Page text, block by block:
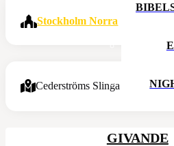
GIVANDE
Stockholm Norra
Cederströms Slinga 8, 195 61